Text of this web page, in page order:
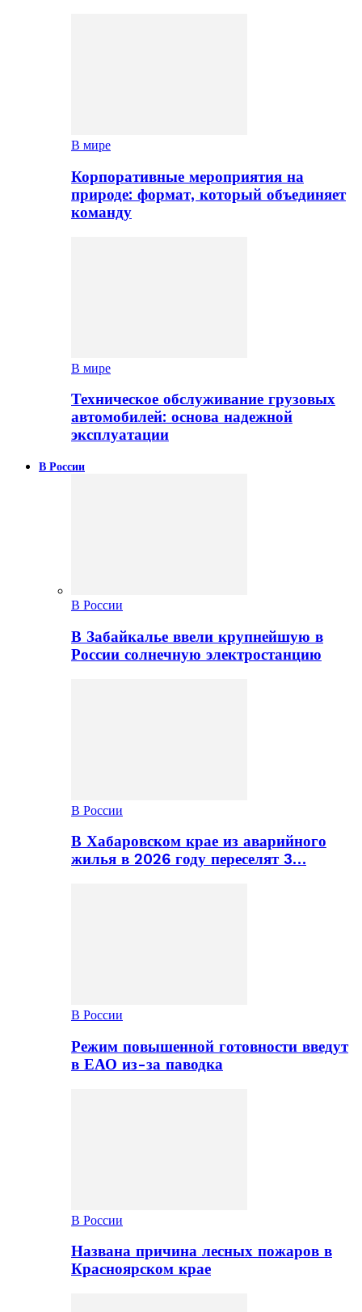
В мире
Корпоративные мероприятия на
природе: формат, который объединяет
команду
В мире
Техническое обслуживание грузовых
автомобилей: основа надежной
эксплуатации
В России
В России
В Забайкалье ввели крупнейшую в
России солнечную электростанцию
В России
В Хабаровском крае из аварийного
жилья в 2026 году переселят 3…
В России
Режим повышенной готовности введут
в ЕАО из-за паводка
В России
Названа причина лесных пожаров в
Красноярском крае